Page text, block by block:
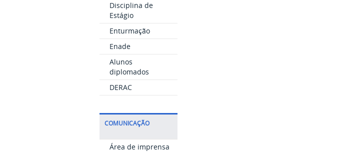
Disciplina de
Estágio
Enturmação
Enade
Alunos
diplomados
DERAC
COMUNICAÇÃO
Área de imprensa